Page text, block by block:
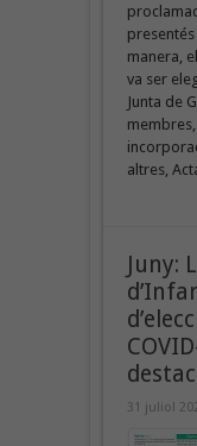
presentés
manera,
va ser
Junta de
altres,
Juny:
31 juliol